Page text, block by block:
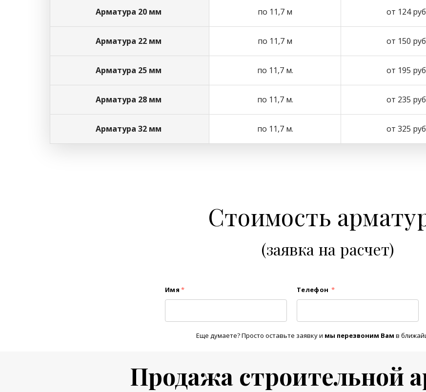
Арматура 20 мм по 11,7 м от 124
Арматура 22 мм по 11,7 м от 150
Арматура 25 мм по 11,7 м. от 195
Арматура 28 мм по 11,7 м. от 235
Арматура 32 мм по 11,7 м. от 325
Стоимость
(заявка на расчет)
Имя * Телефон *
Еще думаете? Просто оставьте заявку и мы перезвоним Вам в
Продажа строительной